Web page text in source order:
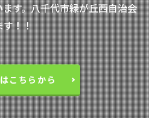
す。八千代市緑が丘西自治会
す！！
こちらから